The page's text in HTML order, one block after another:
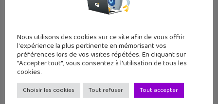
Nous utilisons des cookies sur ce site afin de vous offrir
l'expérience la plus pertinente en mémorisant vos
préférences lors de vos visites répétées. En cliquant sur
"Accepter tout", vous consentez à l'utilisation de tous les
cookies.
Choisir les cookies Tout refuser Tout accepter